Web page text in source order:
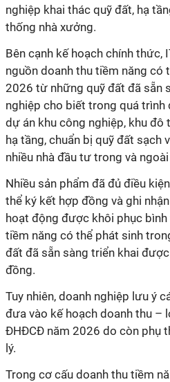
nghiệp khai thác quỹ đất, hạ
thống nhà xưởng.
Bên cạnh kế hoạch chính thức,
nguồn doanh thu tiềm năng có
2026 từ những quỹ đất đã sẵn
nghiệp cho biết trong quá
dự án khu công nghiệp, khu đô
hạ tầng, chuẩn bị quỹ đất sạch
nhiều nhà đầu tư trong và
Nhiều sản phẩm đã đủ điều
thể ký kết hợp đồng và ghi
hoạt động được khôi phục
tiềm năng có thể phát sinh
đất đã sẵn sàng triển khai
đồng.
Tuy nhiên, doanh nghiệp lưu ý
đưa vào kế hoạch doanh thu –
ĐHĐCĐ năm 2026 do còn phụ
lý.
Trong cơ cấu doanh thu tiềm